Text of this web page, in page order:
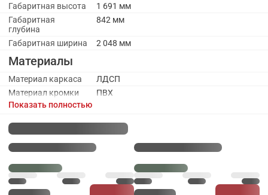
Габаритная высота
1 691 мм
Габаритная
глубина
842 мм
Габаритная ширина 2 048 мм
Материалы
Материал каркаса
ЛДСП
Материал кромки
каркаса
ПВХ
фасада
Материал фасада
Каркас
Количество
Показать полностью